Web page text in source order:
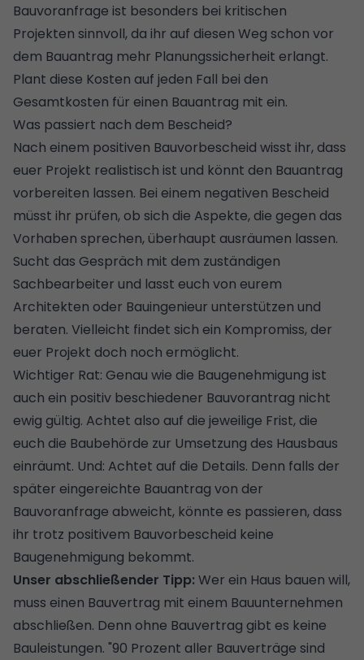
Bauvoranfrage ist besonders bei kritischen
Projekten sinnvoll, da ihr auf diesen Weg schon vor
dem Bauantrag mehr Planungssicherheit erlangt.
Plant diese Kosten auf jeden Fall bei den
Gesamtkosten für einen Bauantrag mit ein.
Was passiert nach dem Bescheid?
Nach einem positiven Bauvorbescheid wisst ihr, dass
euer Projekt realistisch ist und könnt den Bauantrag
vorbereiten lassen. Bei einem negativen Bescheid
müsst ihr prüfen, ob sich die Aspekte, die gegen das
Vorhaben sprechen, überhaupt ausräumen lassen.
Sucht das Gespräch mit dem zuständigen
Sachbearbeiter und lasst euch von eurem
Architekten oder Bauingenieur unterstützen und
beraten. Vielleicht findet sich ein Kompromiss, der
euer Projekt doch noch ermöglicht.
Wichtiger Rat: Genau wie die Baugenehmigung ist
auch ein positiv beschiedener Bauvorantrag nicht
ewig gültig. Achtet also auf die jeweilige Frist, die
euch die Baubehörde zur Umsetzung des Hausbaus
einräumt. Und: Achtet auf die Details. Denn falls der
später eingereichte Bauantrag von der
Bauvoranfrage abweicht, könnte es passieren, dass
ihr trotz positivem Bauvorbescheid keine
Baugenehmigung bekommt.
Unser abschließender Tipp: Wer ein Haus bauen will,
muss einen Bauvertrag mit einem Bauunternehmen
abschließen. Denn ohne Bauvertrag gibt es keine
Bauleistungen. "90 Prozent aller Bauverträge sind